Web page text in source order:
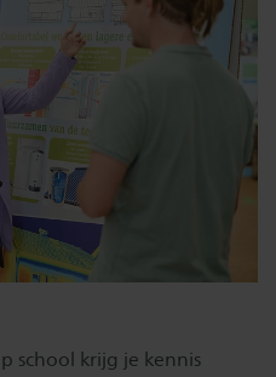
school krijg je kennis